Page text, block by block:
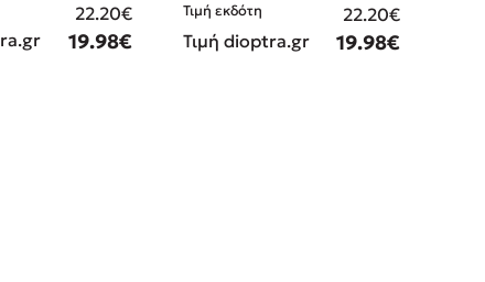
22.20€
19.98€
Τιμή εκδότη
22.20€
Τιμή dioptra.gr
19.98€